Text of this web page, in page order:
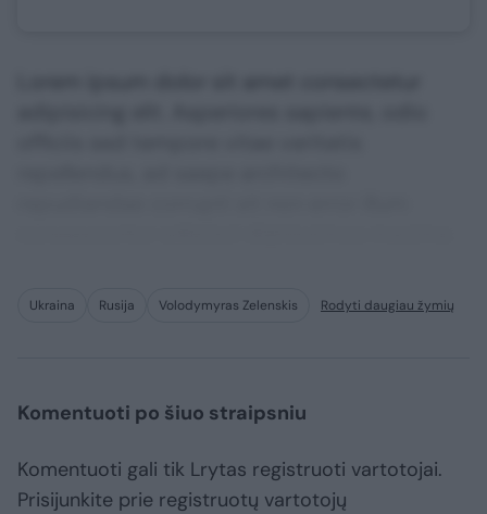
Ukraina Rusija Volodymyras Zelenskis Rodyti daugiau žymių
Komentuoti po šiuo straipsniu
Komentuoti gali tik Lrytas registruoti vartotojai.
Prisijunkite prie registruotų vartotojų